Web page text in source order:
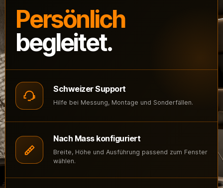
Persönlich
begleitet.
Schweizer Support
Hilfe bei Messung, Montage und Sonderfällen.
Nach Mass konfiguriert
Breite, Höhe und Ausführung passend zum Fenster
wählen.